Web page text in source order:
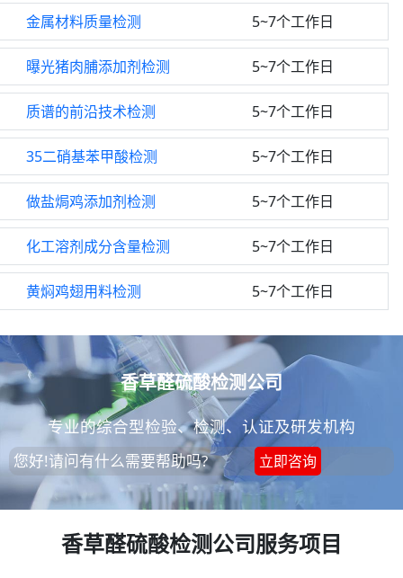
金属材料质量检测 5~7个工作日
曝光猪肉脯添加剂检测 5~7个工作日
质谱的前沿技术检测 5~7个工作日
35二硝基苯甲酸检测 5~7个工作日
做盐焗鸡添加剂检测 5~7个工作日
化工溶剂成分含量检测 5~7个工作日
黄焖鸡翅用料检测 5~7个工作日
香草醛硫酸检测公司
专业的综合型检验、检测、认证及研发机构
您好!请问有什么需要帮助吗? 立即咨询
香草醛硫酸检测公司服务项目